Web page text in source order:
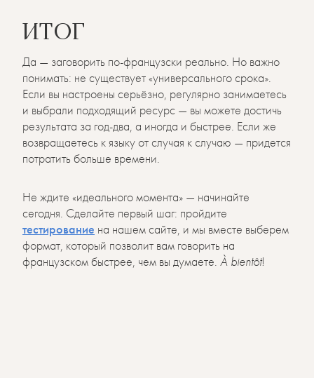
ИТОГ
Да — заговорить по-французски реально. Но важно
понимать: не существует «универсального срока».
Если вы настроены серьёзно, регулярно занимаетесь
и выбрали подходящий ресурс — вы можете достичь
результата за год-два, а иногда и быстрее. Если же
возвращаетесь к языку от случая к случаю — придется
потратить больше времени.
Не ждите «идеального момента» — начинайте
сегодня. Сделайте первый шаг: пройдите
тестирование на нашем сайте, и мы вместе выберем
формат, который позволит вам говорить на
французском быстрее, чем вы думаете. À bientôt!